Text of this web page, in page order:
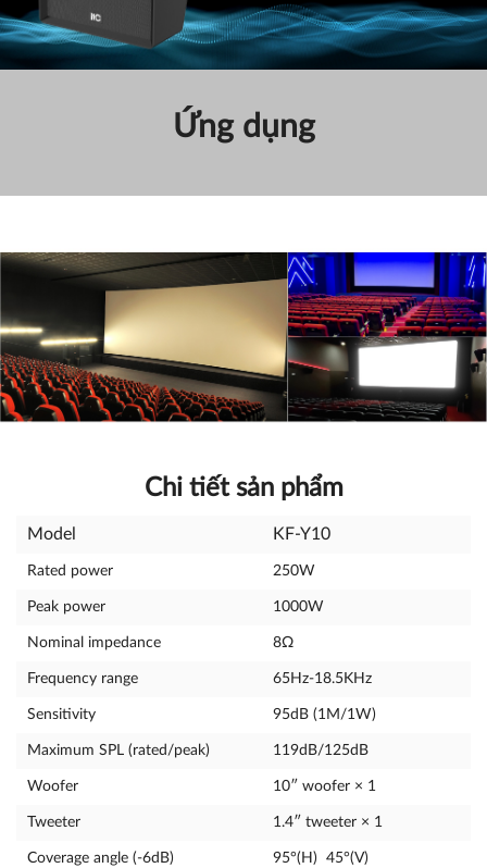
Ứng dụng
Chi tiết sản phẩm
Model KF-Y10
Rated power 250W
Peak power 1000W
Nominal impedance 8Ω
Frequency range 65Hz-18.5KHz
Sensitivity 95dB (1M/1W)
Maximum SPL (rated/peak) 119dB/125dB
Woofer 10″ woofer × 1
Tweeter 1.4″ tweeter × 1
Coverage angle (-6dB) 95°(H) 45°(V)